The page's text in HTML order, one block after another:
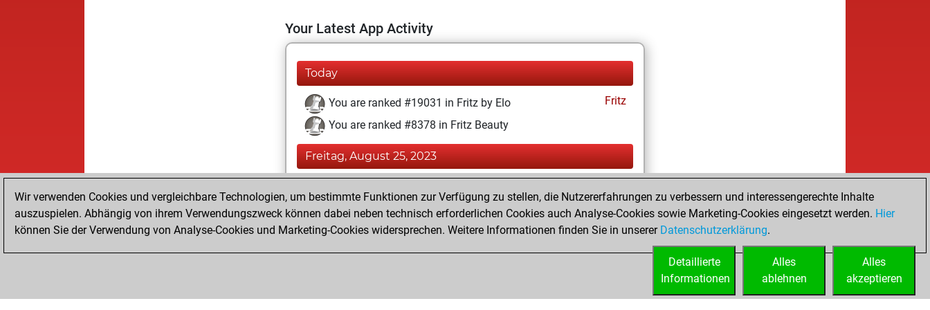
Your Latest App Activity
Today
You are ranked #19031 in Fritz by Elo
Fritz
You are ranked #8378 in Fritz Beauty
Freitag, August 25, 2023
You achieved a new Elo of 1573
You created your Fritz account
Wir verwenden Cookies und vergleichbare Technologien, um bestimmte Funktionen zur Verfügung zu stellen, die Nutzererfahrungen zu verbessern und interessengerechte Inhalte
auszuspielen. Abhängig von ihrem Verwendungszweck können dabei neben technisch erforderlichen Cookies auch Analyse-Cookies sowie Marketing-Cookies eingesetzt werden. Hier
können Sie der Verwendung von Analyse-Cookies und Marketing-Cookies widersprechen. Weitere Informationen finden Sie in unserer Datenschutzerklärung.
Alles
akzeptieren
Alles
ablehnen
Detaillierte
Informationen